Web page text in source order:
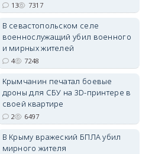
электроснабжение
erid: 2SDnjdvhGXG
13 7317
В севастопольском селе
военнослужащий убил военного
и мирных жителей
4 7248
Крымчанин печатал боевые
дроны для СБУ на 3D-принтере в
своей квартире
2 6497
В Крыму вражеский БПЛА убил
мирного жителя